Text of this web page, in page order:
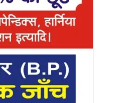
in
Hindi,